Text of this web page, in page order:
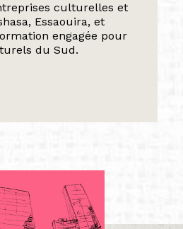
culturelles et
Essaouira, et
engagée pour
du Sud.